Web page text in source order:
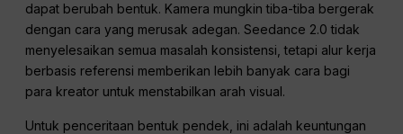
dapat berubah bentuk. Kamera mungkin tiba-tiba bergerak
dengan cara yang merusak adegan. Seedance 2.0 tidak
menyelesaikan semua masalah konsistensi, tetapi alur kerja
berbasis referensi memberikan lebih banyak cara bagi
para kreator untuk menstabilkan arah visual.
Untuk penceritaan bentuk pendek, ini adalah keuntungan